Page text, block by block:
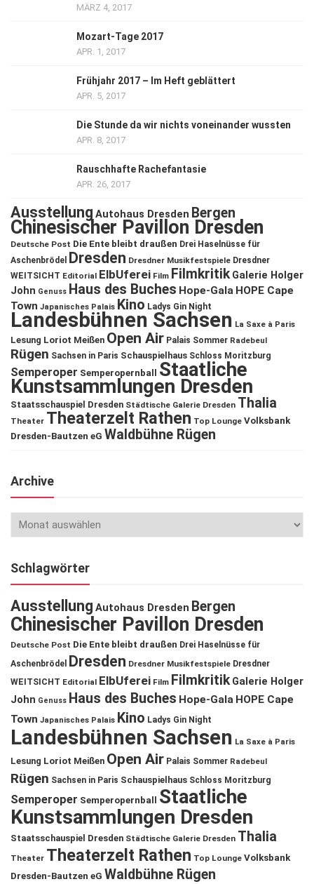
MÄRZ 4, 2017
Mozart-Tage 2017
APR. 1, 2017
Frühjahr 2017 – Im Heft geblättert
APR. 5, 2017
Die Stunde da wir nichts voneinander wussten
APR. 8, 2017
Rauschhafte Rachefantasie
APR. 26, 2017
Ausstellung Autohaus Dresden Bergen
Chinesischer Pavillon Dresden
Deutsche Post Die Ente bleibt draußen Drei Haselnüsse für
Aschenbrödel
Dresden Dresdner Musikfestspiele Dresdner
WEITSICHT Editorial ElbUferei Film Filmkritik Galerie Holger
John Genuss Haus des Buches Hope-Gala HOPE Cape
Town Japanisches Palais Kino Ladys Gin Night
Landesbühnen Sachsen La Saxe à Paris
Lesung Loriot Meißen Open Air Palais Sommer Radebeul
Rügen Sachsen in Paris Schauspielhaus Schloss Moritzburg
Semperoper Semperopernball Staatliche
Kunstsammlungen Dresden
Staatsschauspiel Dresden Städtische Galerie Dresden Thalia
Theater Theaterzelt Rathen Top Lounge Volksbank
Dresden-Bautzen eG Waldbühne Rügen
Archive
Schlagwörter
Ausstellung Autohaus Dresden Bergen
Chinesischer Pavillon Dresden
Deutsche Post Die Ente bleibt draußen Drei Haselnüsse für
Aschenbrödel
Dresden Dresdner Musikfestspiele Dresdner
WEITSICHT Editorial ElbUferei Film Filmkritik Galerie Holger
John Genuss Haus des Buches Hope-Gala HOPE Cape
Town Japanisches Palais Kino Ladys Gin Night
Landesbühnen Sachsen La Saxe à Paris
Lesung Loriot Meißen Open Air Palais Sommer Radebeul
Rügen Sachsen in Paris Schauspielhaus Schloss Moritzburg
Semperoper Semperopernball
Staatliche
Kunstsammlungen Dresden
Staatsschauspiel Dresden Städtische Galerie Dresden Thalia
Theater Theaterzelt Rathen Top Lounge Volksbank
Dresden-Bautzen eG Waldbühne Rügen